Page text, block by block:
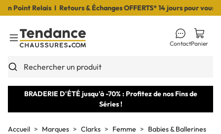
Point Relais I Retours & Échanges OFFERTS* 14 jours pour vous
Toggle Menu
Rechercher un produit
ContactPanier
BRADERIE D'ÉTÉ jusqu'à -70% : Profitez de nos Fins de
Séries !
Accueil Marques Clarks Femme
Babies & Ballerines